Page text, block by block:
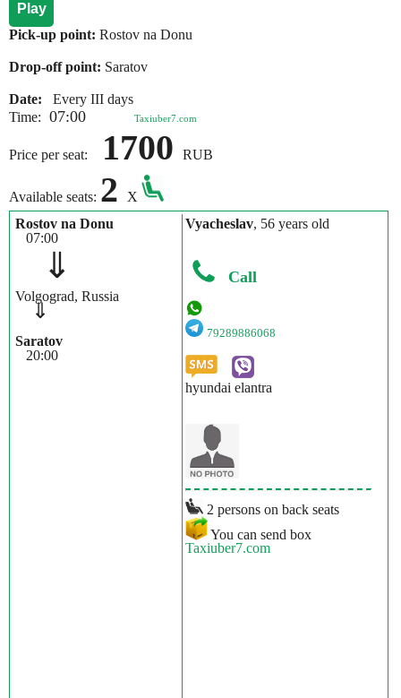
Play
Pick-up point: Rostov na Donu
Drop-off point: Saratov
Date:
Every III days
Time: 07:00 Taxiuber7.com
Price per seat: 1700 RUB
Available seats: 2
X
Rostov na Donu
07:00
⇓
Volgograd, Russia
⇓
Saratov
20:00
Vyacheslav, 56 years old
Call
79289886068
hyundai elantra
2 persons on back seats
You can send box
Taxiuber7.com